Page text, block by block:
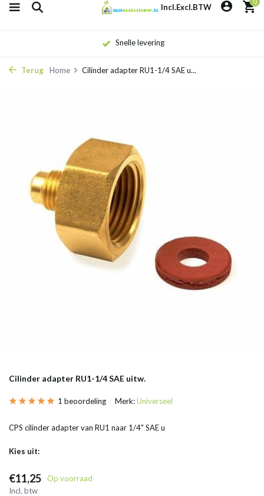
Incl.Excl.BTW
Snelle levering
Terug Home Cilinder adapter RU1-1/4 SAE u...
Cilinder adapter RU1-1/4 SAE uitw.
1 beoordeling Merk:Universeel
CPS cilinder adapter van RU1 naar 1/4" SAE u
Kies uit:
€11,25
Op voorraad
Incl. btw